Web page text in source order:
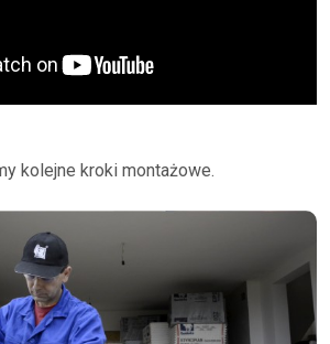
kolejne kroki montażowe.